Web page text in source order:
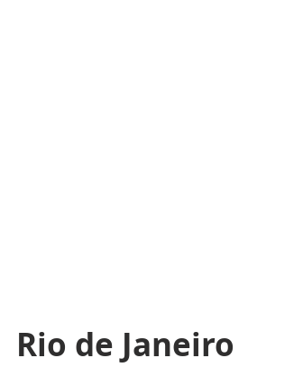
Rio de Janeiro